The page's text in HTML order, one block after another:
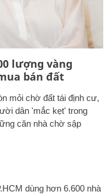
lượng vàng
bán đất
mỏi chờ đất tái định cư,
dân 'mắc kẹt' trong
căn nhà chờ sập
dùng hơn 6.600 nhà